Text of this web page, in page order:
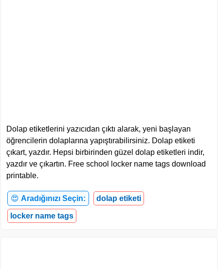
Dolap etiketlerini yazıcıdan çıktı alarak, yeni başlayan
öğrencilerin dolaplarına yapıştırabilirsiniz. Dolap etiketi
çıkart, yazdır. Hepsi birbirinden güzel dolap etiketleri indir,
yazdır ve çıkartın. Free school locker name tags download
printable.
😍 Aradığınızı Seçin: dolap etiketi
locker name tags